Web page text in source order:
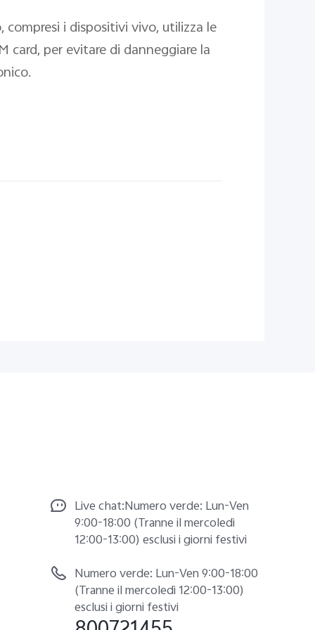
i dispositivi vivo, utilizza le
card, per evitare di danneggiare la
Live chat:Numero verde: Lun-Ven
9:00-18:00 (Tranne il mercoledì
12:00-13:00) esclusi i giorni festivi
Numero verde: Lun-Ven 9:00-18:00
(Tranne il mercoledì 12:00-13:00)
esclusi i giorni festivi